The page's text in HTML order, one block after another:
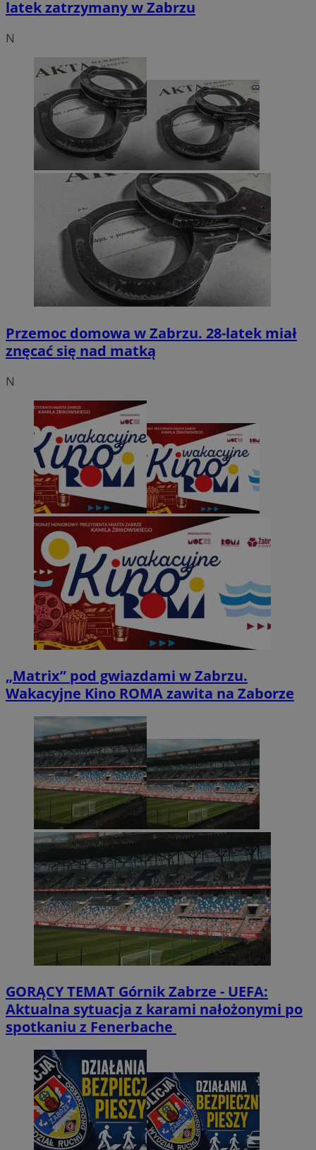
latek zatrzymany w Zabrzu
N
Przemoc domowa w Zabrzu. 28-latek miał
znęcać się nad matką
N
„Matrix” pod gwiazdami w Zabrzu.
Wakacyjne Kino ROMA zawita na Zaborze
GORĄCY TEMAT Górnik Zabrze - UEFA:
Aktualna sytuacja z karami nałożonymi po
spotkaniu z Fenerbache